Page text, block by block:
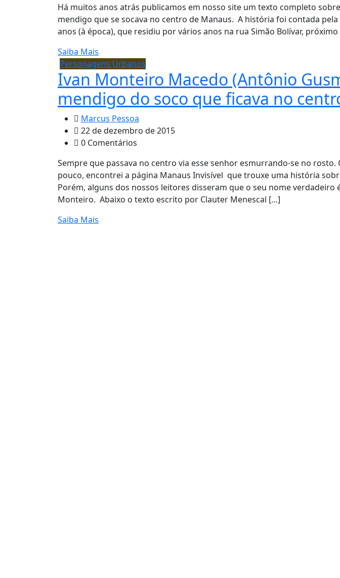
Há muitos anos atrás publicamos em nosso site um texto completo
mendigo que se socava no centro de Manaus. A história foi contada
anos (à época), que residiu por vários anos na rua Simão Bolívar, próximo
Saiba Mais
Personagens Urbanos
Ivan Monteiro Macedo (Antônio
mendigo do soco que ficava no
Marcus Pessoa
22 de dezembro de 2015
0 Comentários
Sempre que passava no centro via esse senhor esmurrando-se no rosto.
pouco, encontrei a página Manaus Invisível que trouxe uma história
Porém, alguns dos nossos leitores disseram que o seu nome verdadeiro
Monteiro. Abaixo o texto escrito por Clauter Menescal […]
Saiba Mais